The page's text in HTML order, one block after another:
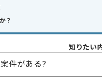
の経験
ステム開発経験
を用いた開発経験
？
知りたい
件がある?